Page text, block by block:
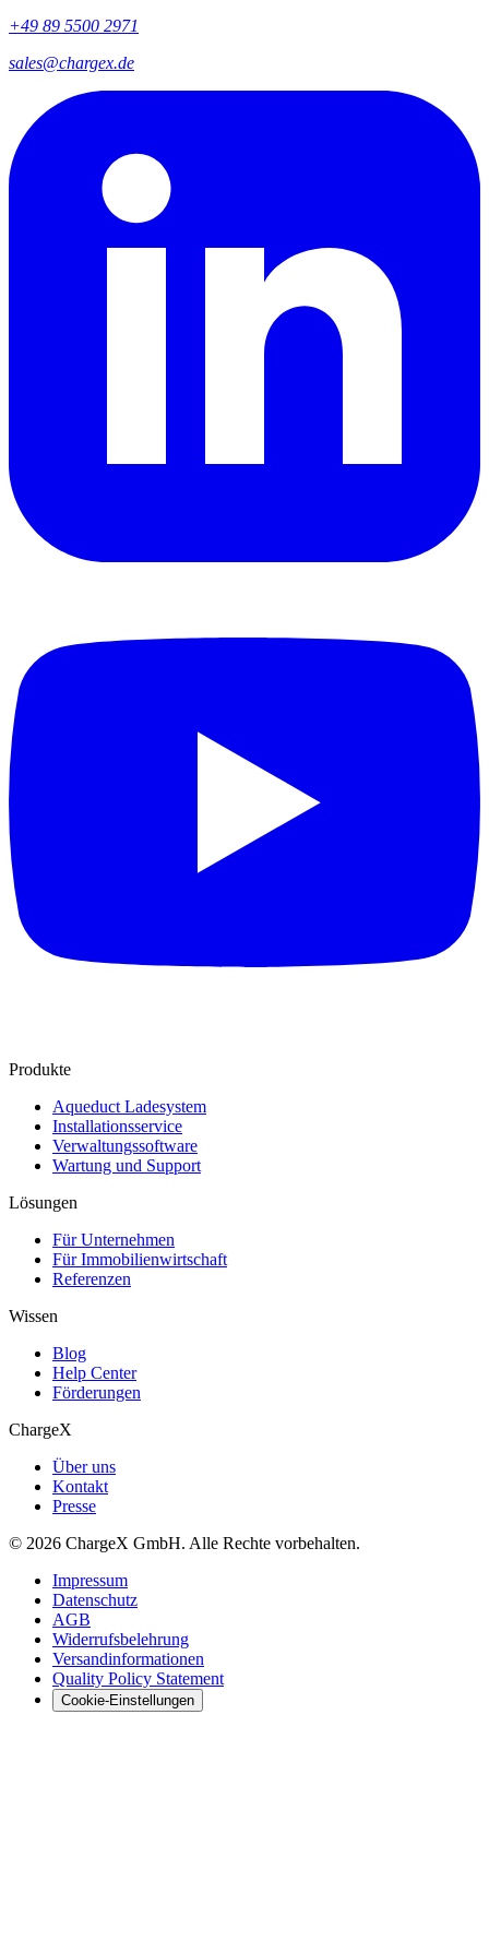
+49 89 5500 2971
sales@chargex.de
Produkte
Aqueduct Ladesystem
Installationsservice
Verwaltungssoftware
Wartung und Support
Lösungen
Für Unternehmen
Für Immobilienwirtschaft
Referenzen
Wissen
Blog
Help Center
Förderungen
ChargeX
Über uns
Kontakt
Presse
© 2026 ChargeX GmbH. Alle Rechte vorbehalten.
Impressum
Datenschutz
AGB
Widerrufsbelehrung
Versandinformationen
Quality Policy Statement
Cookie-Einstellungen